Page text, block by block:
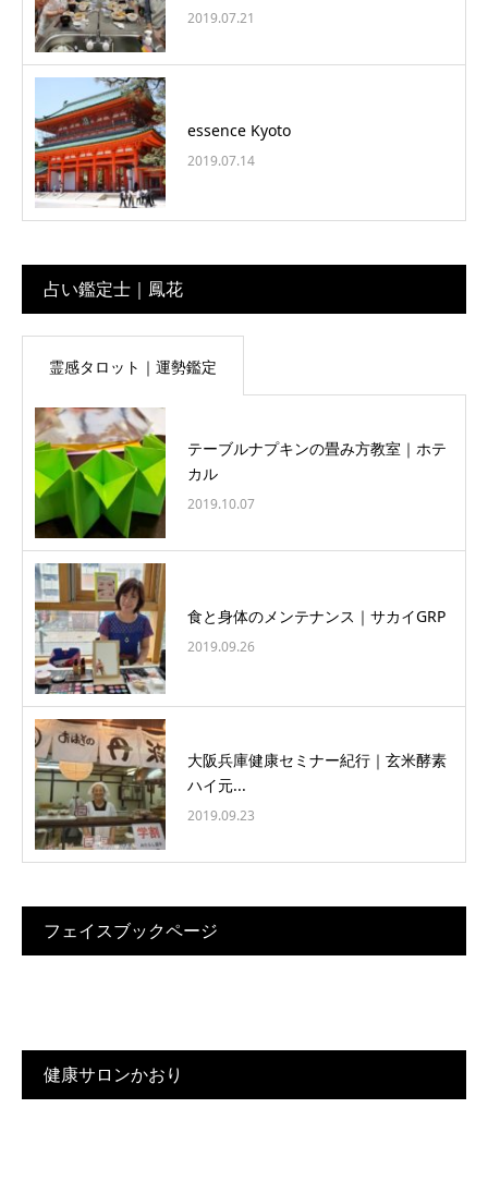
2019.07.21
essence Kyoto
2019.07.14
占い鑑定士｜鳳花
霊感タロット｜運勢鑑定
テーブルナプキンの畳み方教室｜ホテ
カル
2019.10.07
食と身体のメンテナンス｜サカイGRP
2019.09.26
大阪兵庫健康セミナー紀行｜玄米酵素
ハイ元...
2019.09.23
フェイスブックページ
健康サロンかおり